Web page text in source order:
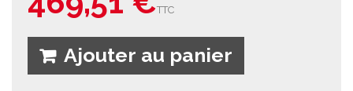
TTC
Ajouter au panier